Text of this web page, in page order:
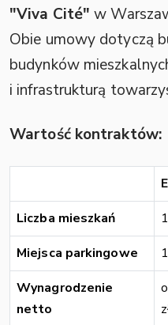
"Viva Cité" w
Obie umowy dotyczą
budynków
i infrastrukturą
Wartość kontraktów:
Liczba mieszkań
Miejsca parkingowe
Wynagrodzenie
netto